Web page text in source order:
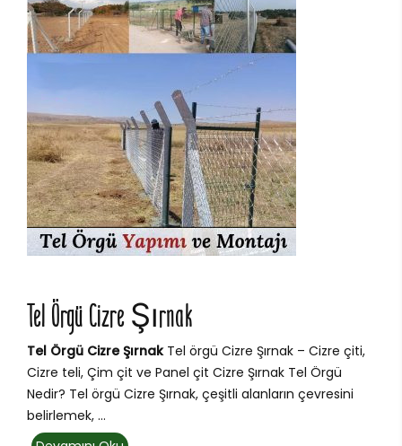
Tel Örgü Cizre Şırnak
Tel Örgü Cizre ŞırnakTel örgü Cizre Şırnak – Cizre çiti,
Cizre teli, Çim çit ve Panel çit Cizre Şırnak Tel Örgü
Nedir? Tel örgü Cizre Şırnak, çeşitli alanların çevresini
belirlemek, ...